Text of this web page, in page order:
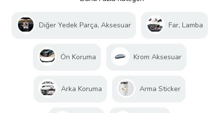
Diğer Yedek Parça, Aksesuar Far, Lamba
Ön Koruma Krom Aksesuar
Arka Koruma Arma Sticker